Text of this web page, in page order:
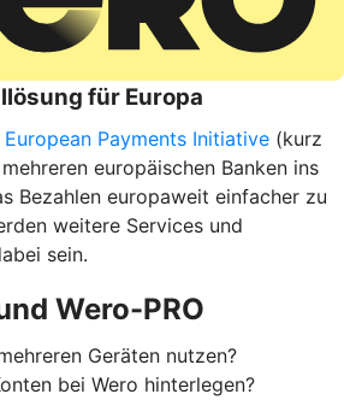
für Europa
European Payments Initiative (kurz
europäischen Banken ins
Bezahlen europaweit einfacher zu
weitere Services und
sein.
Wero-PRO
Geräten nutzen?
bei Wero hinterlegen?